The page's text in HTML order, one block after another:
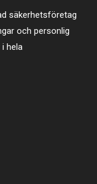
säkerhetsföretag
och personlig
hela